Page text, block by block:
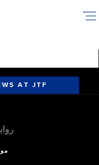
AT JTF